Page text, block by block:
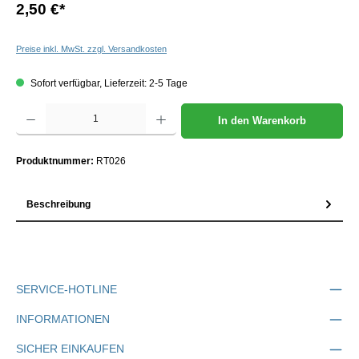
2,50 €*
Preise inkl. MwSt. zzgl. Versandkosten
Sofort verfügbar, Lieferzeit: 2-5 Tage
Produkt Anzahl: Gib den gewünschten Wert ein oder benutze die Schaltflächen um die
In den Warenkorb
Produktnummer: RT026
Beschreibung
SERVICE-HOTLINE
INFORMATIONEN
SICHER EINKAUFEN